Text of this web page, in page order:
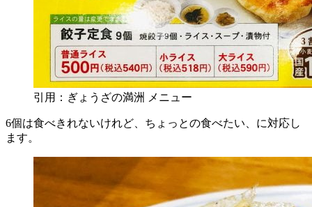
引用：ぎょうざの満洲 メニュー
6個は食べきれないけれど、ちょっとの食べたい、に対応し
ます。